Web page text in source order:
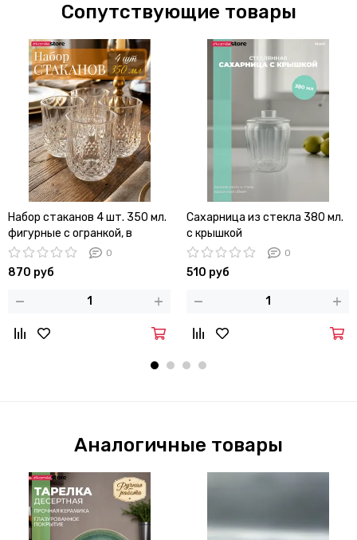
Сопутствующие товары
Набор стаканов 4 шт. 350 мл.
фигурные с огранкой, в
подарочной коробке
0
870 руб
Сахарница из стекла 380 мл.
с крышкой
0
510 руб
Аналогичные товары